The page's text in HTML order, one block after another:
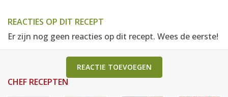
REACTIES OP DIT RECEPT
Er zijn nog geen reacties op dit recept. Wees de eerste!
REACTIE TOEVOEGEN
CHEF RECEPTEN